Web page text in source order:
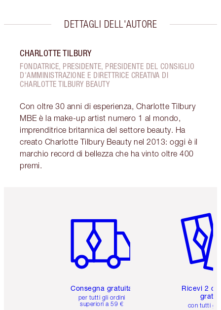
DETTAGLI DELL'AUTORE
CHARLOTTE TILBURY
FONDATRICE, PRESIDENTE, PRESIDENTE DEL CONSIGLIO
D'AMMINISTRAZIONE E DIRETTRICE CREATIVA DI
CHARLOTTE TILBURY BEAUTY
Con oltre 30 anni di esperienza, Charlotte Tilbury
MBE è la make-up artist numero 1 al mondo,
imprenditrice britannica del settore beauty. Ha
creato Charlotte Tilbury Beauty nel 2013: oggi è il
marchio record di bellezza che ha vinto oltre 400
premi.
Consegna gratuita
per tutti gli ordini
superiori a 59 €
Ricevi 2
con tutti gli